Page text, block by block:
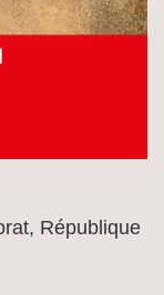
République